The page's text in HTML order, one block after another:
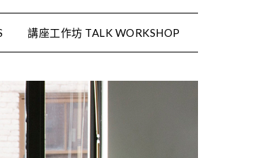
講座工作坊 TALK WORKSHOP